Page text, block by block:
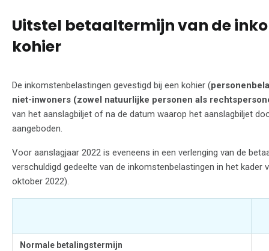
Uitstel betaaltermijn van de
kohier
De inkomstenbelastingen gevestigd bij een kohier (
niet-inwoners (zowel natuurlijke personen als
van het aanslagbiljet of na de datum waarop het aanslagbiljet
aangeboden.
Voor aanslagjaar 2022 is eveneens in een verlenging van de
verschuldigd gedeelte van de inkomstenbelastingen in het
oktober 2022).
Normale betalingstermijn